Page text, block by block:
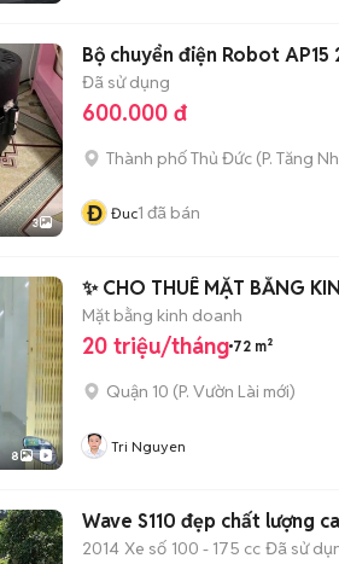
3
Bộ chuyển điện Robot AP15
Đã sử dụng
600.000 đ
Thành phố Thủ Đức (P. Tăng
Đ Đuc1 đã bán
8
✨ CHO THUÊ MẶT BẰNG
Mặt bằng kinh doanh
20 triệu/tháng 72 m²
Quận 10 (P. Vườn Lài mới)
Tri Nguyen
Wave S110 đẹp chất lượng
2014 Xe số 100 - 175 cc Đã sử